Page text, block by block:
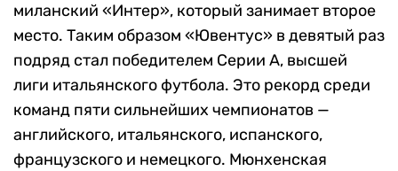
миланский «Интер», который занимает второе
место. Таким образом «Ювентус» в девятый раз
подряд стал победителем Серии А, высшей
лиги итальянского футбола. Это рекорд среди
команд пяти сильнейших чемпионатов —
английского, итальянского, испанского,
французского и немецкого. Мюнхенская